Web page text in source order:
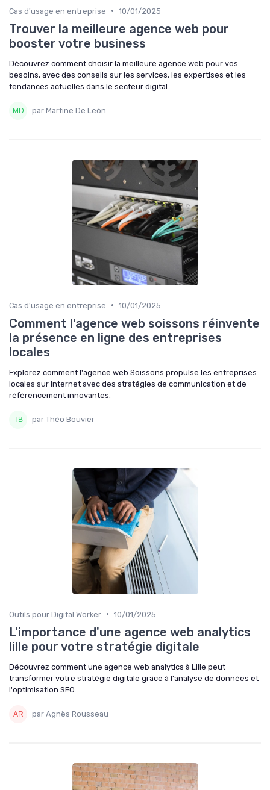
Cas d'usage en entreprise • 10/01/2025
Trouver la meilleure agence web pour
booster votre business
Découvrez comment choisir la meilleure agence web pour vos
besoins, avec des conseils sur les services, les expertises et les
tendances actuelles dans le secteur digital.
par Martine De León
Cas d'usage en entreprise • 10/01/2025
Comment l'agence web soissons réinvente
la présence en ligne des entreprises
locales
Explorez comment l'agence web Soissons propulse les entreprises
locales sur Internet avec des stratégies de communication et de
référencement innovantes.
par Théo Bouvier
Outils pour Digital Worker • 10/01/2025
L'importance d'une agence web analytics
lille pour votre stratégie digitale
Découvrez comment une agence web analytics à Lille peut
transformer votre stratégie digitale grâce à l'analyse de données et
l'optimisation SEO.
par Agnès Rousseau